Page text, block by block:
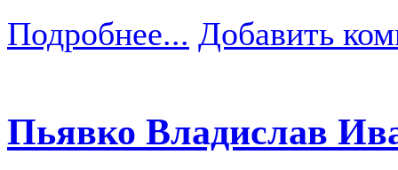
Подробнее... Добавить
Пьявко Владислав